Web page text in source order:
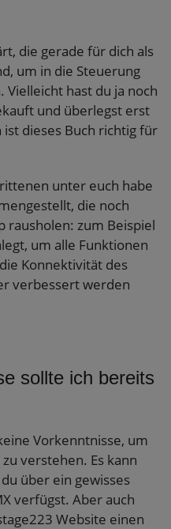
die gerade für dich als
um in die Steuerung
hast du ja noch
und überlegst erst
dieses Buch richtig für
unter euch habe
die noch
rausholen: zum Beispiel
um alle Funktionen
Konnektivität des
verbessert werden
sollte ich bereits
Vorkenntnisse, um
verstehen. Es kann
über ein gewisses
verfügst. Aber auch
Website einen